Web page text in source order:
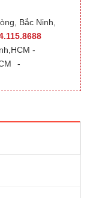
Bắc Ninh,
-
-